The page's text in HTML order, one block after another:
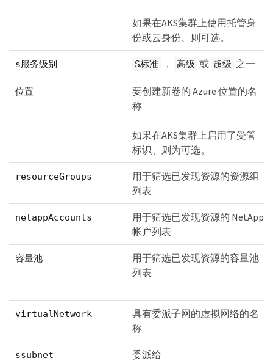
如果在AKS集群上使用托管身
份或云身份、则可选。
s服务级别 S标准 ， 高级 或 超级 之一
位置
要创建新卷的 Azure 位置的名
称
如果在AKS集群上启用了受管
标识、则为可选。
resourceGroups
用于筛选已发现资源的资源组
列表
netappAccounts
用于筛选已发现资源的 NetApp
帐户列表
容量池
用于筛选已发现资源的容量池
列表
virtualNetwork
具有委派子网的虚拟网络的名
称
ssubnet 委派给